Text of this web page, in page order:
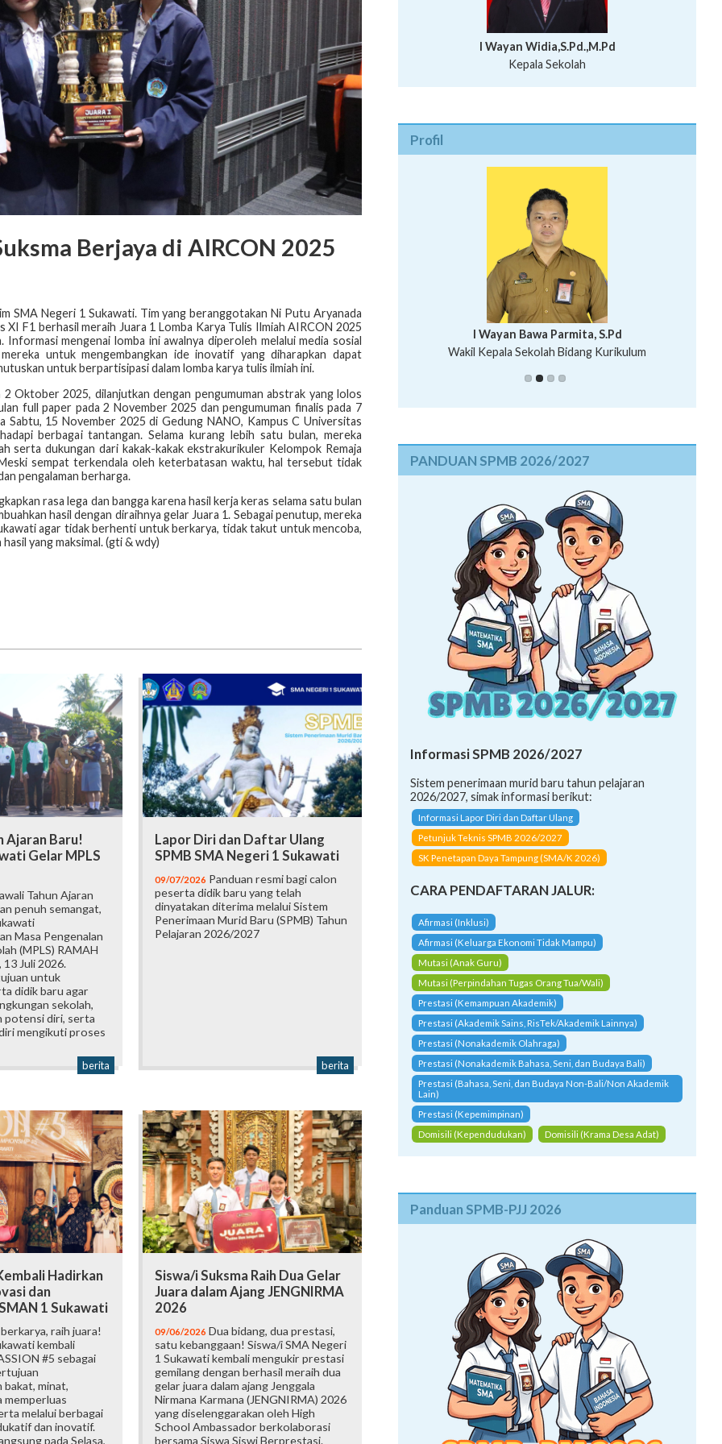
Berjaya di AIRCON 2025
SMA Negeri 1 Sukawati. Tim yang beranggotakan Ni Putu Aryanada
F1 berhasil meraih Juara 1 Lomba Karya Tulis Ilmiah AIRCON 2025
mengenai lomba ini awalnya diperoleh melalui media sosial
untuk mengembangkan ide inovatif yang diharapkan dapat
untuk berpartisipasi dalam lomba karya tulis ilmiah ini.
Oktober 2025, dilanjutkan dengan pengumuman abstrak yang lolos
full paper pada 2 November 2025 dan pengumuman finalis pada 7
15 November 2025 di Gedung NANO, Kampus C Universitas
berbagai tantangan. Selama kurang lebih satu bulan, mereka
serta dukungan dari kakak-kakak ekstrakurikuler Kelompok Remaja
sempat terkendala oleh keterbatasan waktu, hal tersebut tidak
pengalaman berharga.
rasa lega dan bangga karena hasil kerja keras selama satu bulan
hasil dengan diraihnya gelar Juara 1. Sebagai penutup, mereka
agar tidak berhenti untuk berkarya, tidak takut untuk mencoba,
yang maksimal. (gti & wdy)
Ajaran Baru!
Gelar MPLS
Tahun Ajaran
penuh semangat,
Masa Pengenalan
(MPLS) RAMAH
13 Juli 2026.
untuk
didik baru agar
sekolah,
potensi diri, serta
mengikuti proses
berita
Lapor Diri dan Daftar Ulang
SPMB SMA Negeri 1 Sukawati
09/07/2026 Panduan resmi bagi calon
peserta didik baru yang telah
dinyatakan diterima melalui Sistem
Penerimaan Murid Baru (SPMB) Tahun
Pelajaran 2026/2027
berita
Hadirkan
dan
1 Sukawati
raih juara!
kembali
#5 sebagai
bakat, minat,
melalui berbagai
dan inovatif.
pada Selasa,
Siswa/i Suksma Raih Dua Gelar
Juara dalam Ajang JENGNIRMA
2026
09/06/2026 Dua bidang, dua prestasi,
satu kebanggaan! Siswa/i SMA Negeri
1 Sukawati kembali mengukir prestasi
gemilang dengan berhasil meraih dua
gelar juara dalam ajang Jenggala
Nirmana Karmana (JENGNIRMA) 2026
yang diselenggarakan oleh High
School Ambassador berkolaborasi
bersama Siswa Siswi Berprestasi.
I Wayan Widia,S.Pd.,M.Pd
Kepala Sekolah
Profil
Putu Suhartana, S.Pd.
I Wayan Bawa Parmita, S.Pd
Wakil Kepala Sekolah Bidang Kurikulum
I Wayan Gede Aditya Pratita, S.Pd., M.Sn
Ni Wayan Nopi Sutantri, S.Pd.
PANDUAN SPMB 2026/2027
Informasi SPMB 2026/2027
Sistem penerimaan murid baru tahun pelajaran
2026/2027, simak informasi berikut:
Informasi Lapor Diri dan Daftar Ulang
Petunjuk Teknis SPMB 2026/2027
SK Penetapan Daya Tampung (SMA/K 2026)
CARA PENDAFTARAN JALUR:
Afirmasi (Inklusi)
Afirmasi (Keluarga Ekonomi Tidak Mampu)
Mutasi (Anak Guru)
Mutasi (Perpindahan Tugas Orang Tua/Wali)
Prestasi (Kemampuan Akademik)
Prestasi (Akademik Sains, RisTek/Akademik Lainnya)
Prestasi (Nonakademik Olahraga)
Prestasi (Nonakademik Bahasa, Seni, dan Budaya Bali)
Prestasi (Bahasa, Seni, dan Budaya Non-Bali/Non Akademik
Lain)
Prestasi (Kepemimpinan)
Domisili (Kependudukan)
Domisili (Krama Desa Adat)
Panduan SPMB-PJJ 2026